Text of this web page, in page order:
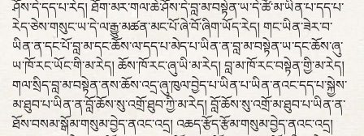
ཤོས་དེ་དད་པ་རེད། ཐོག་མར་གལ་ཆེ་ཤོས་དེ་བླ་མ་བསྟེན་ཡ་དེ་ཚོ་མ་ཡིན་པ་དད་པ་
རེད་ཅེས་གསུང་ཡ་དེ་ལ་རྒྱུ་མཚན་མང་པོ་ཞེ་བོ་ཞིག་ཡོད་རེད། གང་ཡིན་ཟེར་བ་
ཡིན་ན་དང་པོ་བླ་མ་དང་ཆོས་ལ་དད་པ་མེད་པ་ཡིན་ན་བླ་མ་བསྟེན་ཡ་དང་ཆོས་ཞུ་
ཡ་ཁོ་རང་ཡོང་གི་མ་རེད། ཆོས་ཁོ་རང་ཞུ་ཡི་མ་རེད། བླ་མ་ཁོ་རང་བསྟེན་གྱི་མ་རེད།
གལ་སྲིད་བླ་མ་བསྟེན་ནས་ཆོས་འདྲ་ཞུ་ཁུལ་བྱེད་པ་ཡིན་པ་ཡིན་ནའང་དད་པ་སྐྱེས་
མ་ཐུབ་པ་ཡིན་ན་བློ་ཆོས་སུ་འགྲོ་ཐུབ་ཀྱི་མ་རེད། བློ་ཆོས་སུ་འགྲོ་མ་ཐུབ་པ་ཡིན་ན་
ཐོས་བསམ་སྒོམ་གསུམ་བྱེད་ནའང་འདྲ། འཆད་རྩོད་རྩོམ་གསུམ་བྱེད་ནའང་འདྲ།